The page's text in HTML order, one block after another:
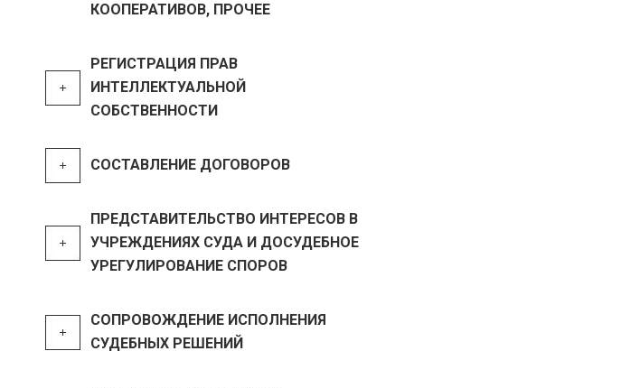
КООПЕРАТИВОВ, ПРОЧЕЕ
РЕГИСТРАЦИЯ ПРАВ
ИНТЕЛЛЕКТУАЛЬНОЙ
СОБСТВЕННОСТИ
СОСТАВЛЕНИЕ ДОГОВОРОВ
ПРЕДСТАВИТЕЛЬСТВО ИНТЕРЕСОВ В
УЧРЕЖДЕНИЯХ СУДА И ДОСУДЕБНОЕ
УРЕГУЛИРОВАНИЕ СПОРОВ
СОПРОВОЖДЕНИЕ ИСПОЛНЕНИЯ
СУДЕБНЫХ РЕШЕНИЙ